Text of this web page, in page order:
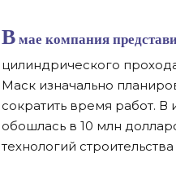
Вмае компания
цилиндрического
Маск изначально
сократить время работ.
обошлась в 10 млн
технологий